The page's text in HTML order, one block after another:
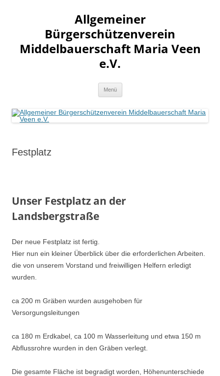
Allgemeiner
Bürgerschützenverein
Middelbauerschaft Maria Veen
e.V.
Menü
Festplatz
Unser Festplatz an der
Landsbergstraße
Der neue Festplatz ist fertig.
Hier nun ein kleiner Überblick über die erforderlichen Arbeiten.
die von unserem Vorstand und freiwilligen Helfern erledigt
wurden.
ca 200 m Gräben wurden ausgehoben für
Versorgungsleitungen
ca 180 m Erdkabel, ca 100 m Wasserleitung und etwa 150 m
Abflussrohre wurden in den Gräben verlegt.
Die gesamte Fläche ist begradigt worden, Höhenunterschiede